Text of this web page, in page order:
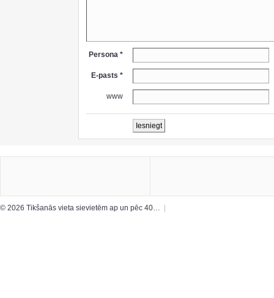
Persona *
E-pasts *
www
© 2026 Tikšanās vieta sievietēm ap un pēc 40…